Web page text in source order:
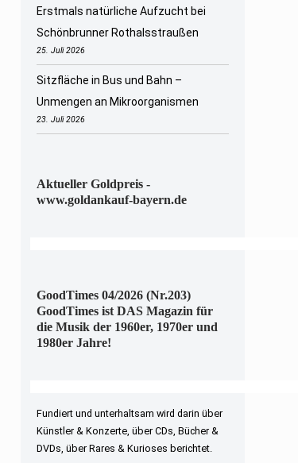
Erstmals natürliche Aufzucht bei
Schönbrunner Rothalsstraußen
25. Juli 2026
Sitzfläche in Bus und Bahn –
Unmengen an Mikroorganismen
23. Juli 2026
Aktueller Goldpreis -
www.goldankauf-bayern.de
GoodTimes 04/2026 (Nr.203)
GoodTimes ist DAS Magazin für
die Musik der 1960er, 1970er und
1980er Jahre!
Fundiert und unterhaltsam wird darin über
Künstler & Konzerte, über CDs, Bücher &
DVDs, über Rares & Kurioses berichtet.